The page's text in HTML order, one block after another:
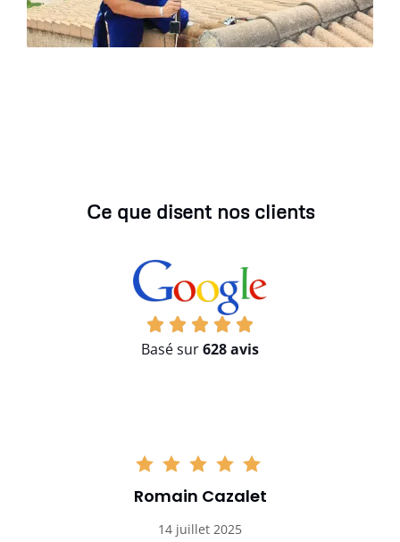
Ce que disent nos clients
Basé sur628 avis
Romain Cazalet
14 juillet 2025